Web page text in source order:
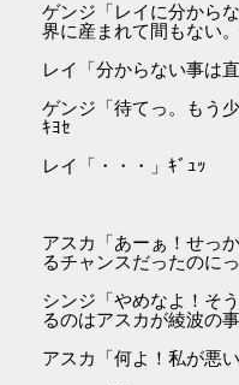
ゲンジ「レイに分から
界に産まれて間もない
レイ「分からない事は
ゲンジ「待てっ。もう
ｷﾖｾ
レイ「・・・」ｷﾞｭｯ
アスカ「あーぁ！せっ
るチャンスだったのにっ
シンジ「やめなよ！そ
るのはアスカが綾波の
アスカ「何よ！私が悪